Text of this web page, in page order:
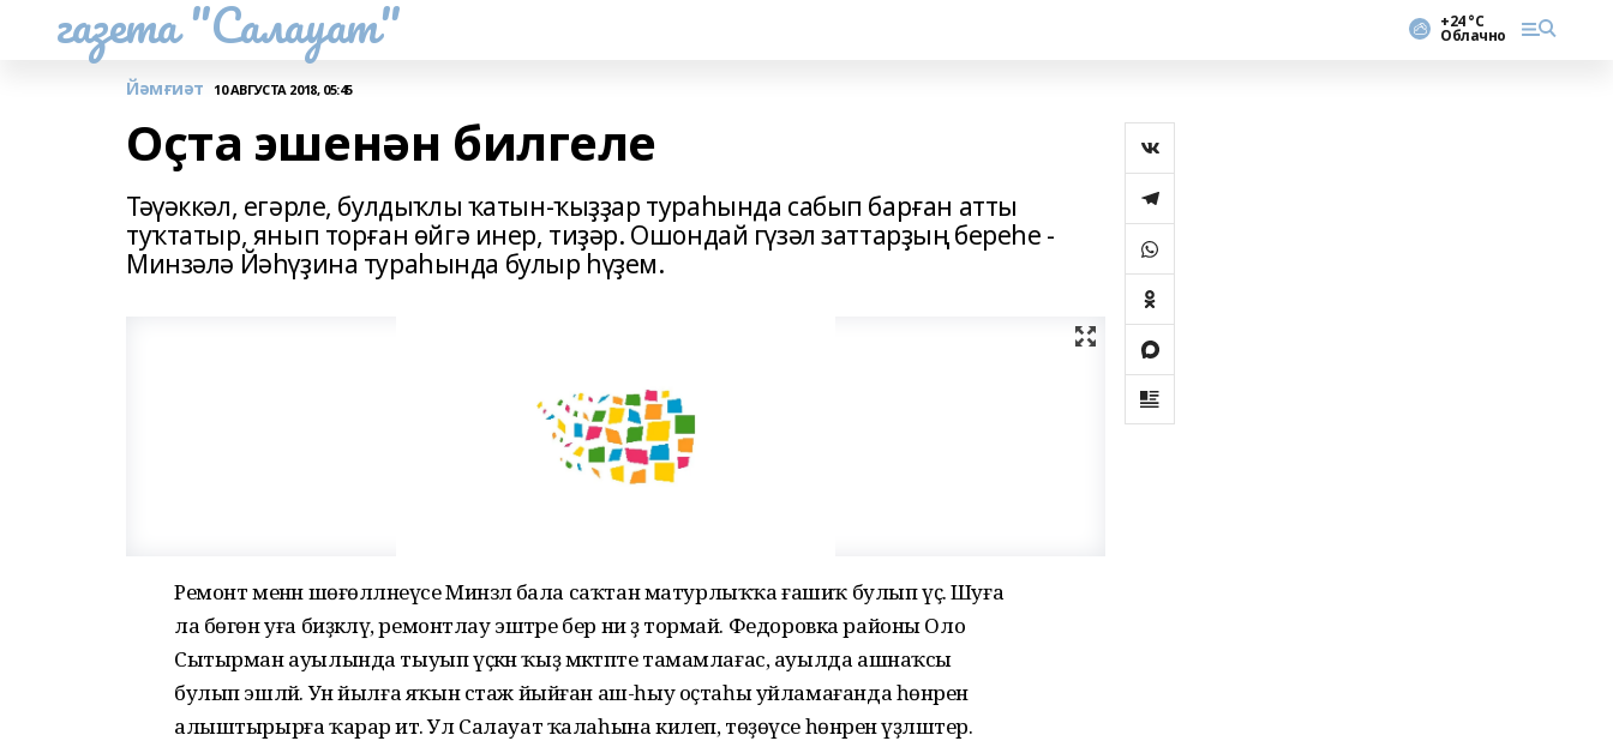
газета "Салауат" +24 °С
Облачно
Йәмғиәт 10 АВГУСТА 2018, 05:45
Оҫта эшенән билгеле
Тәүәккәл, егәрле, булдыҡлы ҡатын-ҡыҙҙар тураһында сабып барған атты
туҡтатыр, янып торған өйгә инер, тиҙәр. Ошондай гүзәл заттарҙың береһе -
Минзәлә Йәһүҙина тураһында булыр һүҙем.
Ремонт менән шөғөлләнеүсе Минзәлә бала саҡтан матурлыҡҡа ғашиҡ булып үҫә. Шуға
ла бөгөн уға биҙәкләү, ремонтлау эштәре бер ни ҙә тормай. Федоровка районы Оло
Сытырман ауылында тыуып үҫкән ҡыҙ мәктәпте тамамлағас, ауылда ашнаҡсы
булып эшләй. Ун йылға яҡын стаж йыйған аш-һыу оҫтаһы уйламағанда һөнәрен
алыштырырға ҡарар итә. Ул Салауат ҡалаһына килеп, төҙөүсе һөнәрен үҙләштерә.